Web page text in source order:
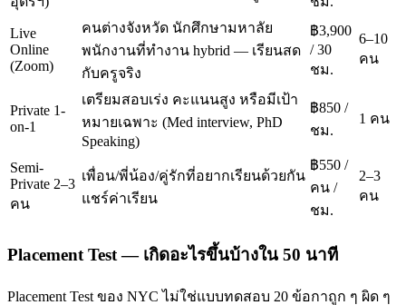
Live
Online
(Zoom)
คนต่างจังหวัด นักศึกษามหาลัย
พนักงานที่ทำงาน hybrid — เรียนสด
กับครูจริง
฿3,900
/ 30
ชม.
6–10
คน
Private 1-
on-1
เตรียมสอบเร่ง คะแนนสูง หรือมีเป้า
หมายเฉพาะ (Med interview, PhD
Speaking)
฿850 /
ชม.
1 คน
Semi-
Private 2–3
คน
เพื่อน/พี่น้อง/คู่รักที่อยากเรียนด้วยกัน
แชร์ค่าเรียน
฿550 /
คน /
ชม.
2–3
คน
Placement Test — เกิดอะไรขึ้นบ้างใน 50 นาที
Placement Test ของ NYC ไม่ใช่แบบทดสอบ 20 ข้อกาถูก ๆ ผิด ๆ